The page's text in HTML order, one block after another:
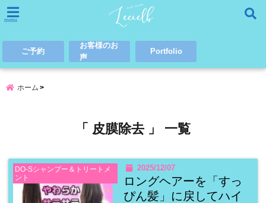
menu
ご予約
お客様のお
声
Portfolio
ホーム
「 皮膜除去 」 一覧
DO-Sシャンプー＆トリートメ
ント
2025/12/07
ロングヘアーを「すっ
ぴん髪」に戻してハイ